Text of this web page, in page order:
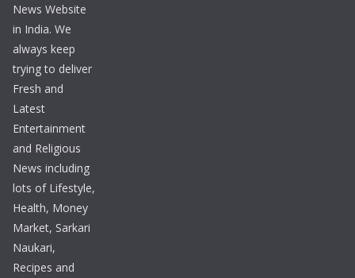
News Website
in India. We
always keep
trying to deliver
Fresh and
Latest
Entertainment
and Religious
News including
lots of Lifestyle,
Health, Money
Market, Sarkari
Naukari,
Recipes and